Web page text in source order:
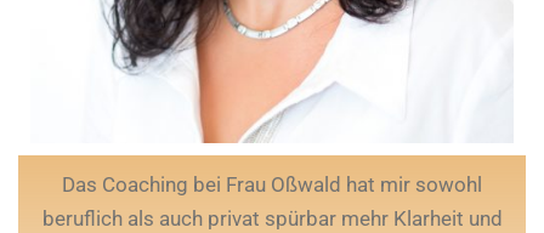
Das Coaching bei Frau Oßwald hat mir sowohl
beruflich als auch privat spürbar mehr Klarheit und